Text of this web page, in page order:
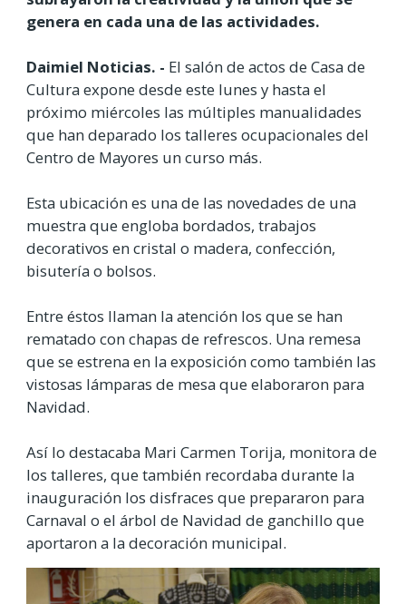
genera en cada una de las actividades.
Daimiel Noticias. - El salón de actos de Casa de
Cultura expone desde este lunes y hasta el
próximo miércoles las múltiples manualidades
que han deparado los talleres ocupacionales del
Centro de Mayores un curso más.
Esta ubicación es una de las novedades de una
muestra que engloba bordados, trabajos
decorativos en cristal o madera, confección,
bisutería o bolsos.
Entre éstos llaman la atención los que se han
rematado con chapas de refrescos. Una remesa
que se estrena en la exposición como también las
vistosas lámparas de mesa que elaboraron para
Navidad.
Así lo destacaba Mari Carmen Torija, monitora de
los talleres, que también recordaba durante la
inauguración los disfraces que prepararon para
Carnaval o el árbol de Navidad de ganchillo que
aportaron a la decoración municipal.